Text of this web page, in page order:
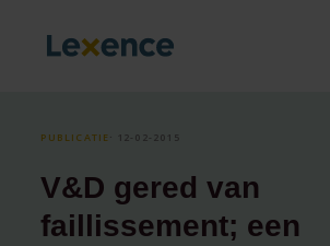
PUBLICATIE⸱ 12-02-2015
V&D gered van
faillissement; een